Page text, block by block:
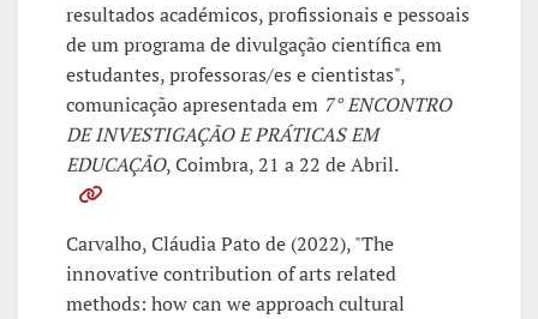
resultados académicos, profissionais e pessoais
de um programa de divulgação científica em
estudantes, professoras/es e cientistas",
comunicação apresentada em 7° ENCONTRO
DE INVESTIGAÇÃO E PRÁTICAS EM
EDUCAÇÃO, Coimbra, 21 a 22 de Abril.
Carvalho, Cláudia Pato de (2022), "The
innovative contribution of arts related
methods: how can we approach cultural